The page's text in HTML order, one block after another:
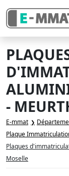
-
E-mmat
Plaque
Plaques
Moselle